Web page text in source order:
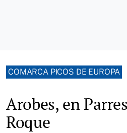
COMARCA PICOS DE EUROPA
Arobes, en
Roque